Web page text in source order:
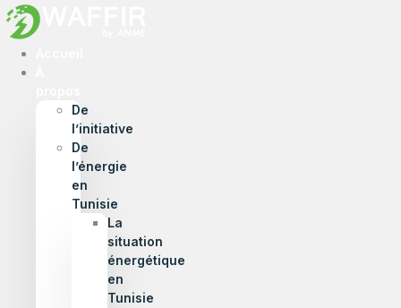
De
l’initiative
De
l’énergie
en
Tunisie
La
situation
énergétique
en
Tunisie